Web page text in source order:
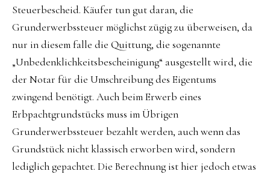
Steuerbescheid. Käufer tun gut daran, die
Grunderwerbssteuer möglichst zügig zu überweisen, da
nur in diesem falle die Quittung, die sogenannte
„Unbedenklichkeitsbescheinigung“ ausgestellt wird, die
der Notar für die Umschreibung des Eigentums
zwingend benötigt. Auch beim Erwerb eines
Erbpachtgrundstücks muss im Übrigen
Grunderwerbssteuer bezahlt werden, auch wenn das
Grundstück nicht klassisch erworben wird, sondern
lediglich gepachtet. Die Berechnung ist hier jedoch etwas